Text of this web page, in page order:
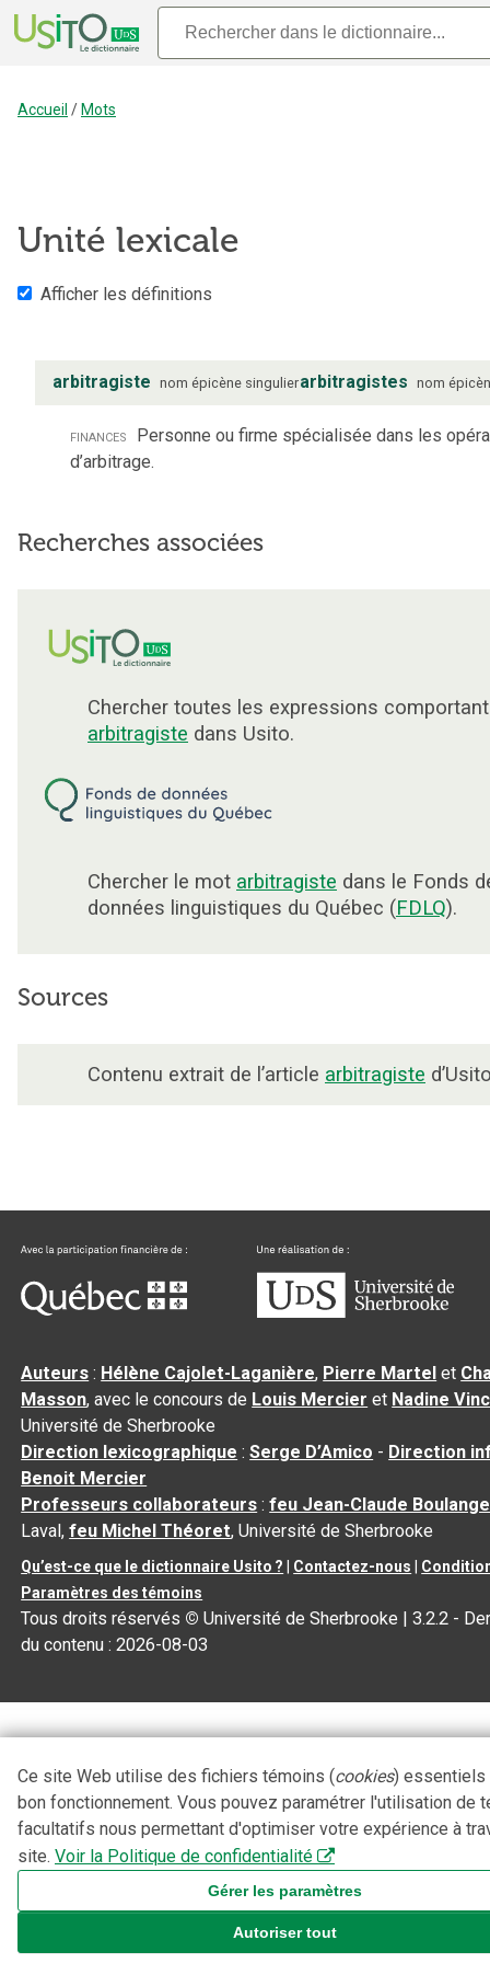
Accueil / Mots
Unité lexicale
Afficher les définitions
arbitragiste nom épicène singulierarbitragistes nom
finances Personne ou firme spécialisée dans les
d’arbitrage.
Recherches associées
Chercher toutes les expressions
arbitragiste dans Usito.
Chercher le mot arbitragiste dans le Fonds
données linguistiques du Québec (FDLQ).
Sources
Contenu extrait de l’article arbitragiste
Auteurs : Hélène Cajolet-Laganière, Pierre Martel et
Masson, avec le concours de Louis Mercier et Nadine
Université de Sherbrooke
Direction lexicographique :Serge D’Amico - Direction
Benoit Mercier
Professeurs collaborateurs :feu Jean-Claude
Laval,feu Michel Théoret, Université de Sherbrooke
Qu’est-ce que le dictionnaire Usito ? Contactez-nous
Paramètres des témoins
Tous droits réservés © Université de Sherbrooke |3.2.2 -
du contenu :2026-08-03
Ce site Web utilise des fichiers témoins (cookies) essentiels
bon fonctionnement. Vous pouvez paramétrer l'utilisation de
facultatifs nous permettant d'optimiser votre expérience à
site. Voir la Politique de confidentialité
Gérer les paramètres
Autoriser tout